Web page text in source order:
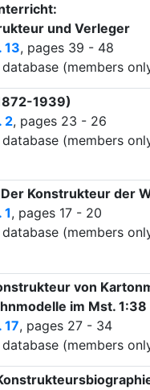
und Verleger
13, pages 39 - 48
(members
1939)
2, pages 23 - 26
(members
Der Konstrukteur der
, pages 17 - 20
(members
von
im Mst. 1:38
17, pages 27 - 34
(members